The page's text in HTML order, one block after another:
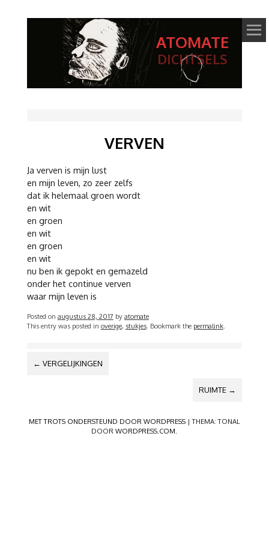
ATOMATE
DICHTSELS
VERVEN
Ja verven is mijn lust
en mijn leven, zo zeer zelfs
dat ik helemaal groen wordt
en wit
en groen
en wit
en groen
en wit
nu ben ik gepokt en gemazeld
onder het continue verven
waar mijn leven is
Posted on augustus 28, 2017 by atomate
This entry was posted in overige, stukjes. Bookmark the permalink.
BERICHTNAVIGATIE
← VERGELIJKINGEN
RUIMTE →
MET TROTS ONDERSTEUND DOOR WORDPRESS |THEMA: TONAL
DOORWORDPRESS.COM